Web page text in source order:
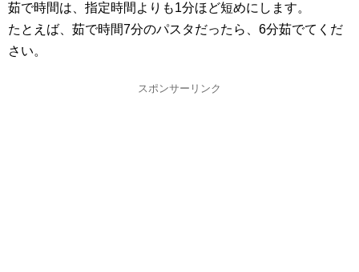
茹で時間は、指定時間よりも1分ほど短めにします。
たとえば、茹で時間7分のパスタだったら、6分茹でてくだ
さい。
スポンサーリンク